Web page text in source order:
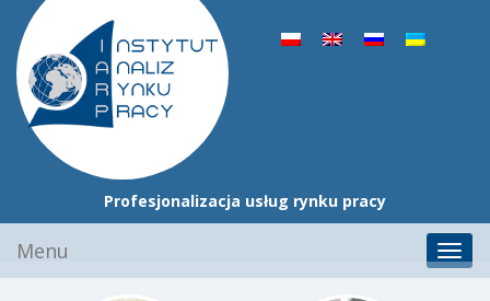
Profesjonalizacja usług rynku pracy
treści
Menu